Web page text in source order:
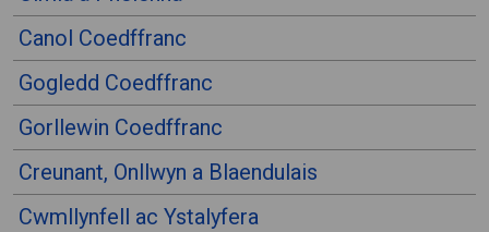
Canol Coedffranc
Gogledd Coedffranc
Gorllewin Coedffranc
Creunant, Onllwyn a Blaendulais
Cwmllynfell ac Ystalyfera